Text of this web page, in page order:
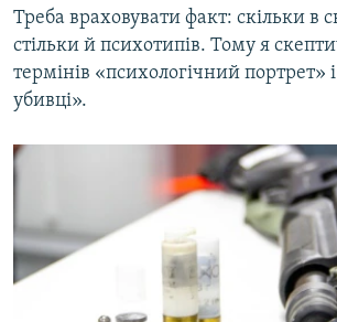
Треба враховувати факт: скільки в
стільки й психотипів. Тому я
термінів «психологічний портрет»
убивці».